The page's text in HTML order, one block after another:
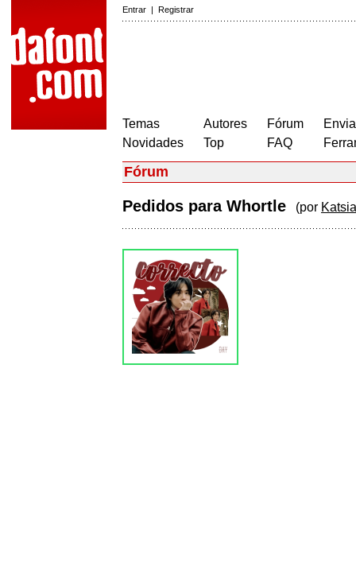
Entrar | Registrar
Temas
Novidades
Autores
Top
Fórum
FAQ
Fórum
Pedidos para Whortle (por